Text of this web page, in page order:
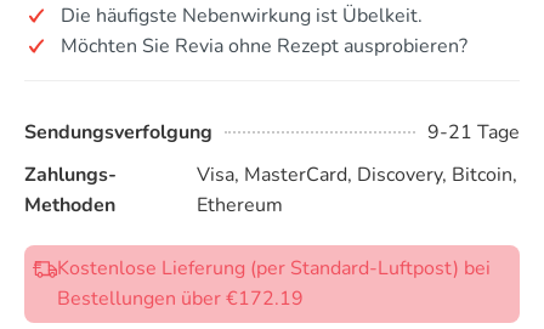
Die häufigste Nebenwirkung ist Übelkeit.
Möchten Sie Revia ohne Rezept ausprobieren?
Sendungsverfolgung
9-21 Tage
Zahlungs-
Methoden
Visa, MasterCard, Discovery, Bitcoin,
Ethereum
Kostenlose Lieferung (per Standard-Luftpost) bei
Bestellungen über €172.19